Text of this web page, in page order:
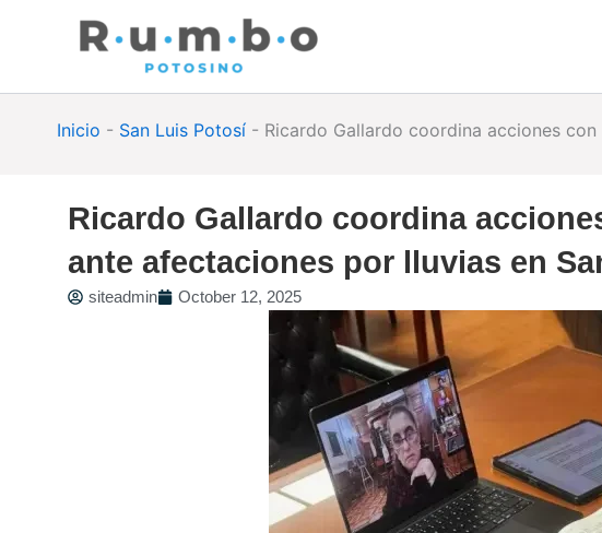
Inicio - San Luis Potosí - Ricardo Gallardo coordina acciones
Ricardo Gallardo coordina
ante afectaciones por lluvias en
siteadmin October 12, 2025